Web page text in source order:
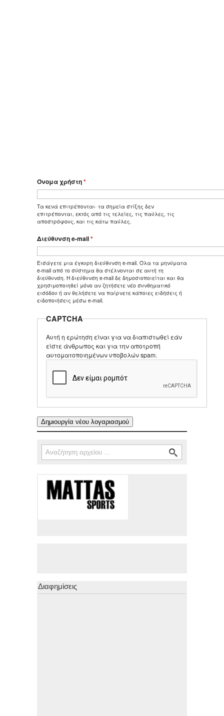
Όνομα χρήστη*
Τα κενά επιτρέπονται· τα σημεία στίξης δεν
επιτρέπονται, εκτός από τις τελείες, τις παύλες, τις
αποστρόφους, και τις κάτω παύλες.
Διεύθυνση e-mail*
Εισάγετε μια έγκυρη διεύθυνση e-mail. Όλα τα μηνύματα
e-mail από το σύστημα θα στέλνονται σε αυτή τη
διεύθυνση. Η διεύθυνση e-mail δε δημοσιοποιείται και θα
χρησιμοποιηθεί μόνο αν ζητήσετε νέο συνθηματικό
εισόδου ή αν θελήσετε να παίρνετε κάποιες ειδήσεις ή
ειδοποιήσεις μέσω e-mail.
CAPTCHA
Αυτή η ερώτηση είναι για να διαπιστωθεί εάν
είστε άνθρωπος και για την αποτροπή
αυτοματοποιημένων υποβολών spam.
Φόρμα αναζήτησης
Αναζήτηση
Διαφημίσεις